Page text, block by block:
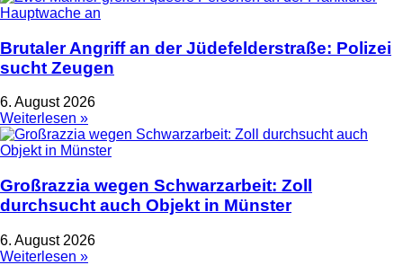
Brutaler Angriff an der Jüdefelderstraße: Polizei
sucht Zeugen
6. August 2026
Weiterlesen »
Großrazzia wegen Schwarzarbeit: Zoll
durchsucht auch Objekt in Münster
6. August 2026
Weiterlesen »